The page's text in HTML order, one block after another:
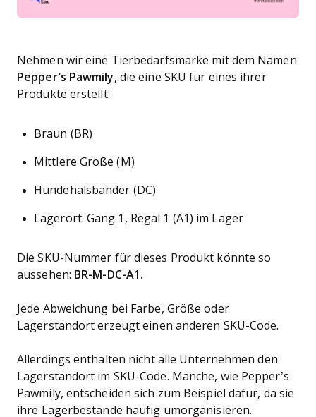
Nehmen wir eine Tierbedarfsmarke mit dem Namen
Pepper’s Pawmily, die eine SKU für eines ihrer
Produkte erstellt:
Braun (BR)
Mittlere Größe (M)
Hundehalsbänder (DC)
Lagerort: Gang 1, Regal 1 (A1) im Lager
Die SKU-Nummer für dieses Produkt könnte so
aussehen: BR-M-DC-A1.
Jede Abweichung bei Farbe, Größe oder
Lagerstandort erzeugt einen anderen SKU-Code.
Allerdings enthalten nicht alle Unternehmen den
Lagerstandort im SKU-Code. Manche, wie Pepper’s
Pawmily, entscheiden sich zum Beispiel dafür, da sie
ihre Lagerbestände häufig umorganisieren.